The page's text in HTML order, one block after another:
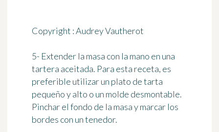
Copyright : Audrey Vautherot
5- Extender la masa con la mano en una
tartera aceitada. Para esta receta, es
preferible utilizar un plato de tarta
pequeño y alto o un molde desmontable.
Pinchar el fondo de la masa y marcar los
bordes con un tenedor.